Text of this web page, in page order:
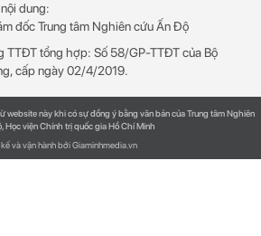
dung:
đốc Trung tâm Nghiên cứu Ấn Độ
TTĐT tổng hợp: Số 58/GP-TTĐT của Bộ
cấp ngày 02/4/2019.
này khi có sự đồng ý bằng văn bản của Trung tâm Nghiên
Học viện Chính trị quốc gia Hồ Chí Minh
và vận hành bởi Giaminhmedia.vn